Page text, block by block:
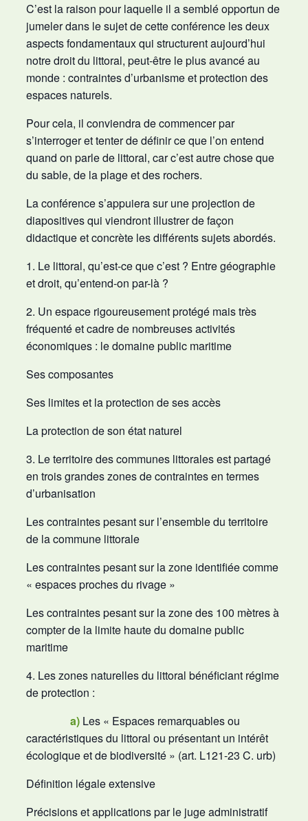
C’est la raison pour laquelle il a semblé opportun de
jumeler dans le sujet de cette conférence les deux
aspects fondamentaux qui structurent aujourd’hui
notre droit du littoral, peut-être le plus avancé au
monde : contraintes d’urbanisme et protection des
espaces naturels.
Pour cela, il conviendra de commencer par
s’interroger et tenter de définir ce que l’on entend
quand on parle de littoral, car c’est autre chose que
du sable, de la plage et des rochers.
La conférence s’appuiera sur une projection de
diapositives qui viendront illustrer de façon
didactique et concrète les différents sujets abordés.
1. Le littoral, qu’est-ce que c’est ? Entre géographie
et droit, qu’entend-on par-là ?
2. Un espace rigoureusement protégé mais très
fréquenté et cadre de nombreuses activités
économiques : le domaine public maritime
Ses composantes
Ses limites et la protection de ses accès
La protection de son état naturel
3. Le territoire des communes littorales est partagé
en trois grandes zones de contraintes en termes
d’urbanisation
Les contraintes pesant sur l’ensemble du territoire
de la commune littorale
Les contraintes pesant sur la zone identifiée comme
« espaces proches du rivage »
Les contraintes pesant sur la zone des 100 mètres à
compter de la limite haute du domaine public
maritime
4. Les zones naturelles du littoral bénéficiant régime
de protection :
a) Les « Espaces remarquables ou
caractéristiques du littoral ou présentant un intérêt
écologique et de biodiversité » (art. L121-23 C. urb)
Définition légale extensive
Précisions et applications par le juge administratif